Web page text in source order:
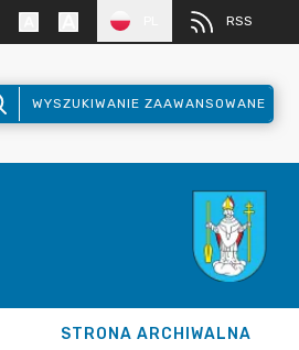
RSS
WYSZUKIWANIE ZAAWANSOWANE
STRONA ARCHIWALNA